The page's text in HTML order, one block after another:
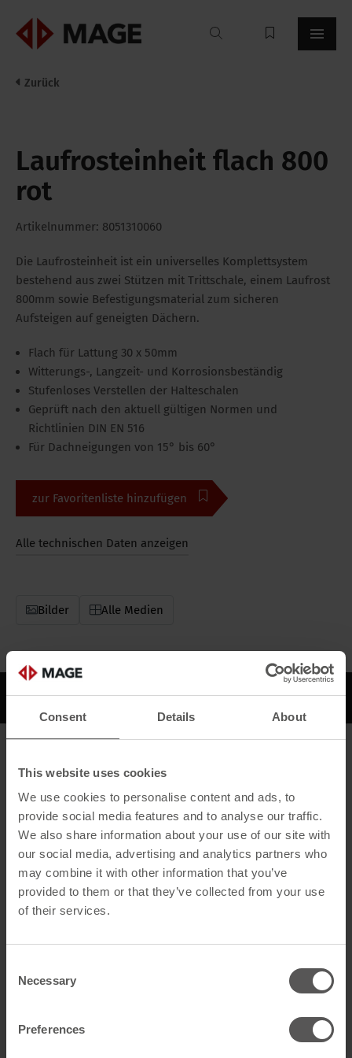
Consent Details About
This website uses cookies
We use cookies to personalise content and ads, to
provide social media features and to analyse our traffic.
We also share information about your use of our site with
our social media, advertising and analytics partners who
may combine it with other information that you’ve
provided to them or that they’ve collected from your use
of their services.
Selection
Necessary
Preferences
Mageroof
Zurück
Laufrosteinheit flach 800
rot
Artikelnummer: 8051310060
Die Laufrosteinheit ist ein universelles Komplettsystem
bestehend aus zwei Stützen mit Trittschale, einem Laufrost
800mm sowie Befestigungsmaterial zum sicheren
Aufsteigen auf geneigten Dächern.
Flach für Lattung 30 x 50mm
Witterungs-, Langzeit- und Korrosionsbeständig
Stufenloses Verstellen der Halteschalen
Geprüft nach den aktuell gültigen Normen und
Richtlinien DIN EN 516
Für Dachneigungen von 15° bis 60°
zur Favoritenliste hinzufügen
Alle technischen Daten anzeigen
Bilder Alle Medien
Beschreibung Downloads
Allgemein
Produktname Laufrosteinheit flach 800 rot
GTIN 4260526953075
Artikelart Dachbegehung
Technische Daten